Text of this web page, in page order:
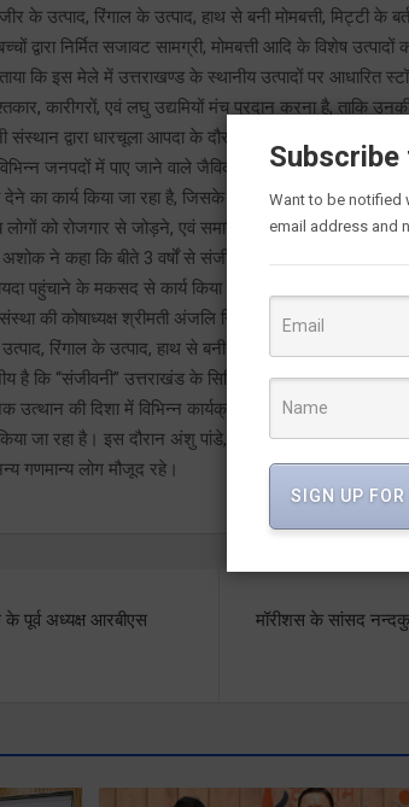
के उत्पाद, रिंगाल के उत्पाद, हाथ से बनी मोमबत्ती, मिट्टी के
द्वारा निर्मित सजावट सामग्री, मोमबत्ती आदि के विशेष
कि इस मेले में उत्तराखण्ड के स्थानीय उत्पादों पर आधारित
कारीगरों, एवं लघु उद्यमियों मंच प्रदान करना है, ताकि
द्वारा धारचूला आपदा के दौरान 57 परिवारों को मदद
जनपदों में पाए जाने वाले जैविक उत्पाद, स्थानीय लोगों द्वारा
का कार्य किया जा रहा है, जिसके माध्यम से स्थानीय
को रोजगार से जोड़ने, एवं समाज सेवा के कार्यों को आगे
ने कहा कि बीते 3 वर्षों से संजीवनी संस्थान द्वारा इस तरह
पहुंचाने के मकसद से कार्य किया जाता रहा है। उन्होंने कहा
की कोषाध्यक्ष श्रीमती अंजलि सिन्हा ने कहा कि इस बार मेले में
रिंगाल के उत्पाद, हाथ से बनी मोमबत्ती, मिट्टी के बर्तन,
कि “संजीवनी” उत्तराखंड के सिविल सेवा अधिकारियों की
की दिशा में विभिन्न कार्यक्रम चलाए जाते हैं। इसी क्रम में
जा रहा है। इस दौरान अंशु पांडे, अनुराधा सुधांशु, आकांक्षा
गणमान्य लोग मौजूद रहे।
पूर्व अध्यक्ष आरबीएस
मॉरीशस के सांसद
Want to be notified
email address and
SIGN UP